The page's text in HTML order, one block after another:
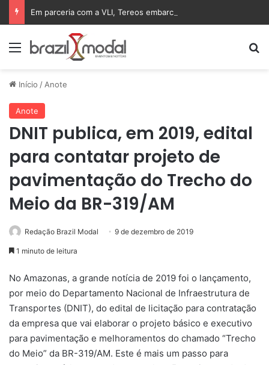
Menu
Início /Anote
Anote
DNIT publica, em 2019, edital
para contatar projeto de
pavimentação do Trecho do
Meio da BR-319/AM
Redação Brazil Modal 9 de dezembro de 2019
1 minuto de leitura
No Amazonas, a grande notícia de 2019 foi o lançamento,
por meio do Departamento Nacional de Infraestrutura de
Transportes (DNIT), do edital de licitação para contratação
da empresa que vai elaborar o projeto básico e executivo
para pavimentação e melhoramentos do chamado “Trecho
do Meio” da BR-319/AM. Este é mais um passo para